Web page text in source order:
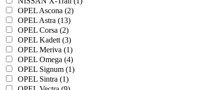
OPEL Ascona (2)
OPEL Astra (13)
OPEL Corsa (2)
OPEL Kadett (3)
OPEL Meriva (1)
OPEL Omega (4)
OPEL Signum (1)
OPEL Sintra (1)